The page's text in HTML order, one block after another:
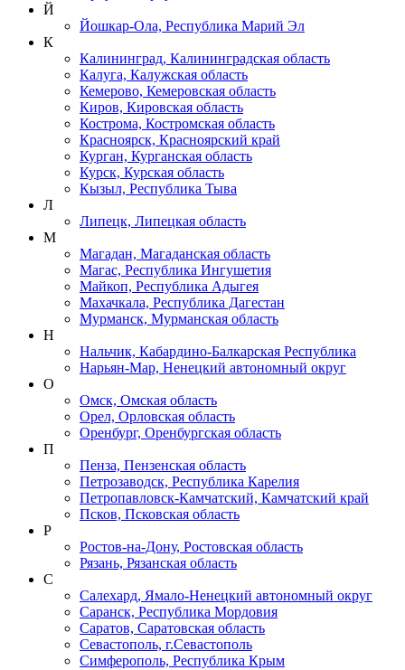
Й
Йошкар-Ола, Республика Марий Эл
К
Калининград, Калининградская область
Калуга, Калужская область
Кемерово, Кемеровская область
Киров, Кировская область
Кострома, Костромская область
Красноярск, Красноярский край
Курган, Курганская область
Курск, Курская область
Кызыл, Республика Тыва
Л
Липецк, Липецкая область
М
Магадан, Магаданская область
Магас, Республика Ингушетия
Майкоп, Республика Адыгея
Махачкала, Республика Дагестан
Мурманск, Мурманская область
Н
Нальчик, Кабардино-Балкарская Республика
Нарьян-Мар, Ненецкий автономный округ
О
Омск, Омская область
Орел, Орловская область
Оренбург, Оренбургская область
П
Пенза, Пензенская область
Петрозаводск, Республика Карелия
Петропавловск-Камчатский, Камчатский край
Псков, Псковская область
Р
Ростов-на-Дону, Ростовская область
Рязань, Рязанская область
С
Салехард, Ямало-Ненецкий автономный округ
Саранск, Республика Мордовия
Саратов, Саратовская область
Севастополь, г.Севастополь
Симферополь, Республика Крым